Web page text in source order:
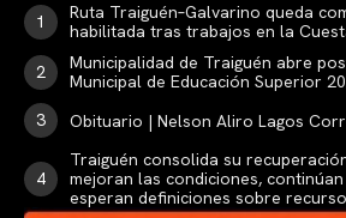
Ruta Traiguén–Galvarino queda
habilitada tras trabajos en la
Municipalidad de Traiguén abre
Municipal de Educación Superior
Obituario | Nelson Aliro Lagos
Traiguén consolida su
mejoran las condiciones,
esperan definiciones sobre